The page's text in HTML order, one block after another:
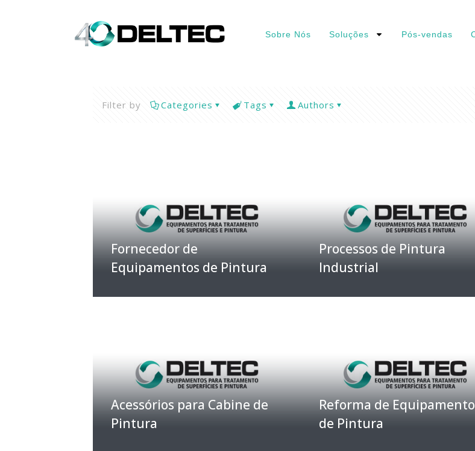
Sobre Nós Soluções Pós-vendas
Filter by Categories Tags Authors
Fornecedor de
Equipamentos de Pintura
Processos de Pintura
Industrial
Acessórios para Cabine de
Pintura
Reforma de
de Pintura